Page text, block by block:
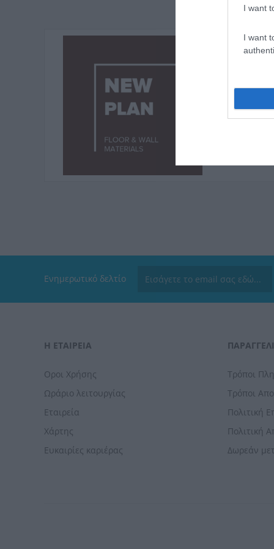
I want
I want
Ενημερωτικό δελτίο
Η ΕΤΑΙΡΕΙΑ
Οροι Χρήσης
Ωράριο λειτουργίας
Εταιρεία
Χάρτης
Ευκαιρίες καριέρας
Τρόποι
Τρόποι
Πολιτική
Πολιτική
Δωρεάν